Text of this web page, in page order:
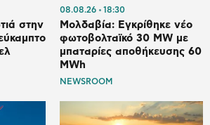
στην
08.08.26 18:30
Μολδαβία: Εγκρίθηκε νέο
φωτοβολταϊκό 30 MW με
μπαταρίες αποθήκευσης 60
MWh
NEWSROOM